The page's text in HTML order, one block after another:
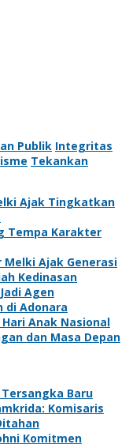
Publik Integritas
Tekankan
Ajak Tingkatkan
Tempa Karakter
Melki Ajak Generasi
Kedinasan
Agen
di Adonara
Anak Nasional
dan Masa Depan
Baru
Komisaris
Komitmen